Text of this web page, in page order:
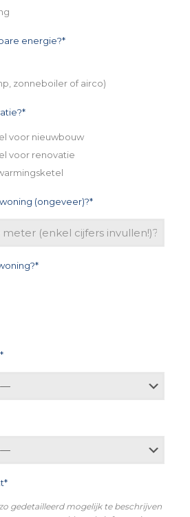
energie?*
zonneboiler of airco)
voor nieuwbouw
voor renovatie
(ongeveer)?*
gedetailleerd mogelijk te beschrijven